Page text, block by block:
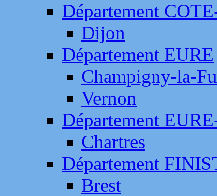
Département
Dijon
Département EURE
Champigny-la-
Vernon
Département
Chartres
Département
Brest